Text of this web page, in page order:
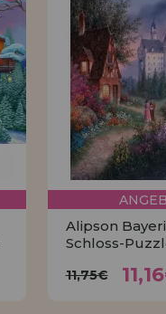
Alipson
Schloss-
11,75€